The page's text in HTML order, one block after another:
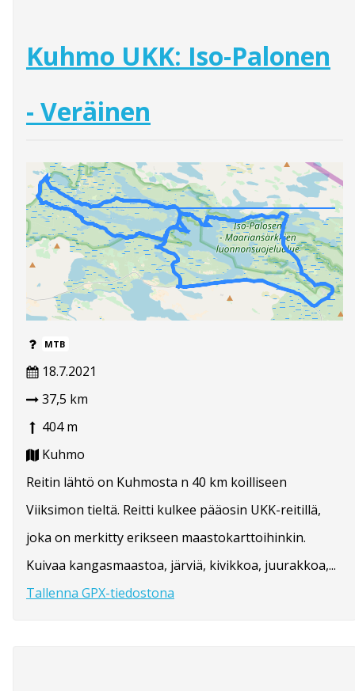
Kuhmo UKK: Iso-Palonen
- Veräinen
MTB
18.7.2021
37,5 km
404 m
Kuhmo
Reitin lähtö on Kuhmosta n 40 km koilliseen
Viiksimon tieltä. Reitti kulkee pääosin UKK-reitillä,
joka on merkitty erikseen maastokarttoihinkin.
Kuivaa kangasmaastoa, järviä, kivikkoa, juurakkoa,...
Tallenna GPX-tiedostona